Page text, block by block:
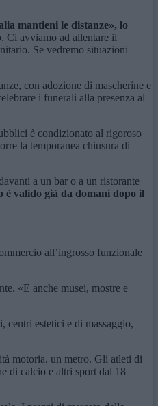
mantieni le distanze», lo
Ci avviamo ad allentare il
Se vedremo situazioni
con adozione di mascherine e
i funerali alla presenza al
è condizionato al rigoroso
la temporanea chiusura di
a un bar o a un ristorante
valido già da domani dopo il
all’ingrosso funzionale
«E anche musei, mostre e
centri estetici e di massaggio,
motoria, un metro. Gli atleti di
di calcio e altri sport dal 18